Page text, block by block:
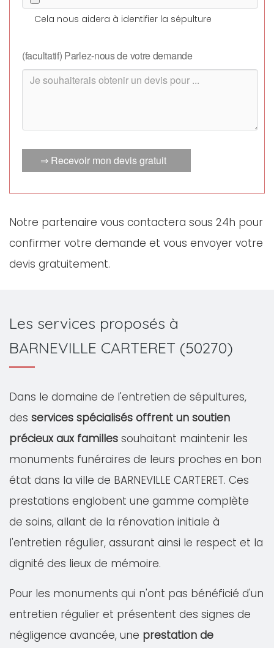
Cela nous aidera à identifier la sépulture
(facultatif) Parlez-nous de votre demande
⇒ Recevoir mon devis gratuit
Notre partenaire vous contactera sous 24h pour
confirmer votre demande et vous envoyer votre
devis gratuitement.
Les services proposés à
BARNEVILLE CARTERET (50270)
Dans le domaine de l'entretien de sépultures,
des services spécialisés offrent un soutien
précieux aux familles souhaitant maintenir les
monuments funéraires de leurs proches en bon
état dans la ville de BARNEVILLE CARTERET. Ces
prestations englobent une gamme complète
de soins, allant de la rénovation initiale à
l'entretien régulier, assurant ainsi le respect et la
dignité des lieux de mémoire.
Pour les monuments qui n'ont pas bénéficié d'un
entretien régulier et présentent des signes de
négligence avancée, une prestation de